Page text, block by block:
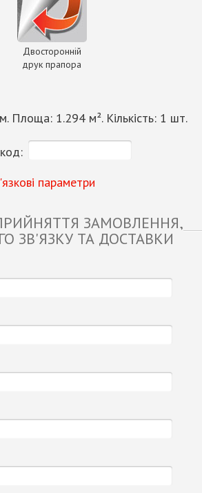
Двосторонній
друк прапора
Площа: 1.294 м². Кількість: 1 шт.
параметри
ЗАМОВЛЕННЯ,
ЗВ'ЯЗКУ ТА ДОСТАВКИ